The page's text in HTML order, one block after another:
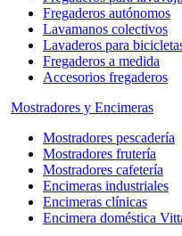
Fregaderos autónomos
Lavamanos colectivos
Lavaderos para
Fregaderos a medida
Accesorios fregaderos
Mostradores y Encimeras
Mostradores pescadería
Mostradores frutería
Mostradores cafetería
Encimeras industriales
Encimeras clínicas
Encimera doméstica